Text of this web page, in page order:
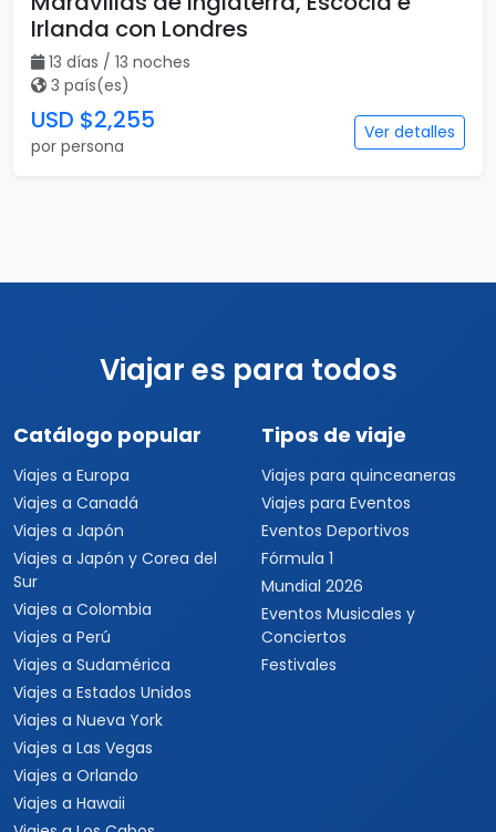
Irlanda con Londres
13 días / 13 noches
3 país(es)
USD $2,255
por persona
Ver detalles
Viajar es para todos
Catálogo popular
Viajes a Europa
Viajes a Canadá
Viajes a Japón
Viajes a Japón y Corea del
Sur
Viajes a Colombia
Viajes a Perú
Viajes a Sudamérica
Viajes a Estados Unidos
Viajes a Nueva York
Viajes a Las Vegas
Viajes a Orlando
Viajes a Hawaii
Tipos de viaje
Viajes para quinceaneras
Viajes para Eventos
Eventos Deportivos
Fórmula 1
Mundial 2026
Eventos Musicales y
Conciertos
Festivales